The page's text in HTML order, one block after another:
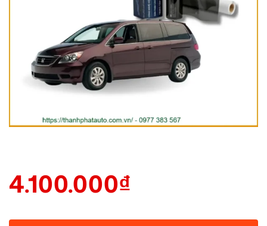
4.100.000₫